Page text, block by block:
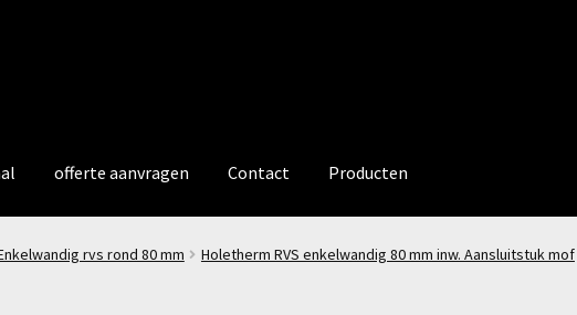
offerte aanvragen Contact Producten
rvs rond 80 mm Holetherm RVS enkelwandig 80 mm inw. Aansluitstuk mof